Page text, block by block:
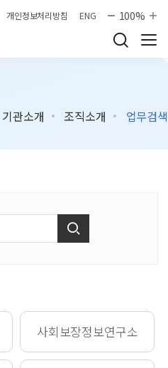
개인정보처리방침 ENG 100%
기관소개 조직소개 업무검색
사회보장정보연구소